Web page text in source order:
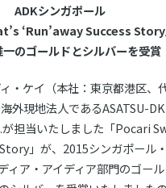
ADKシンガポール
‘Run’away Success Story
一のゴールドとシルバーを受賞
・ケイ（本社：東京都港区、
外現地法人であるASATSU-DK
担当いたしました「Pocari
」が、2015シンガポール
ィア・アイディア部門のゴール